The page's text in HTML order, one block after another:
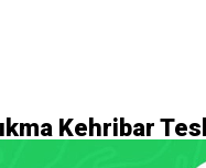
Kehribar